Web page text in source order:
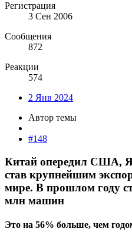
Регистрация
3 Сен 2006
Сообщения
872
Реакции
574
2 Янв 2024
Автор темы
#148
Китай опередил США,
став крупнейшим
мире. В прошлом году
млн машин​
Это на 56% больше, чем